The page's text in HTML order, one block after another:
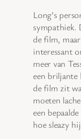
Long’s
sympathiek.
de film,
interessant
meer van
een briljante
de film zit
moeten
een
hoe sleazy